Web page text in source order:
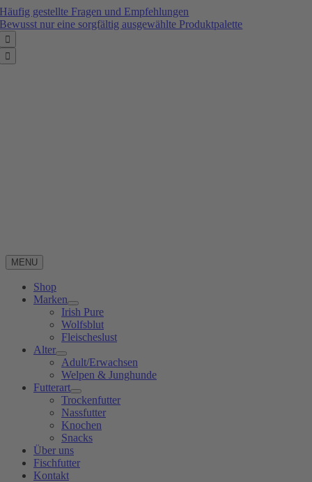
Zum
Inhalt
springen
Häufig gestellte Fragen und Empfehlungen
Bewusst nur eine sorgfältig ausgewählte Produktpalette


MENU
Shop
Marken
Irish Pure
Wolfsblut
Fleischeslust
Alter
Adult/Erwachsen
Welpen & Junghunde
Futterart
Trockenfutter
Nassfutter
Knochen
Snacks
Über uns
Fischfutter
Kontakt